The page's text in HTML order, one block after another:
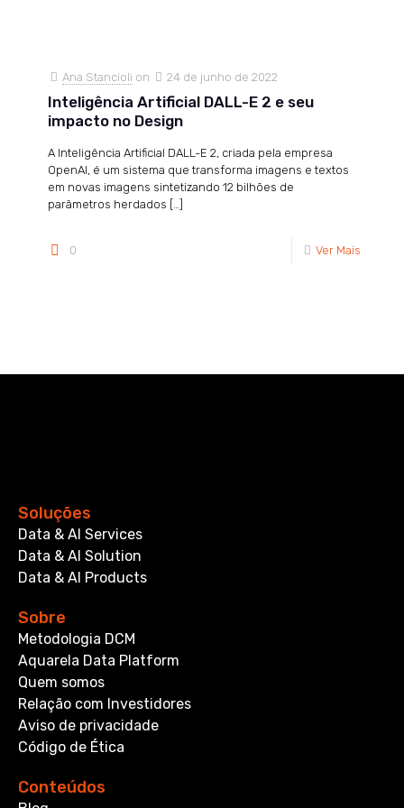
Ana Stancioli on 24 de junho de 2022
Inteligência Artificial DALL-E 2 e seu
impacto no Design
A Inteligência Artificial DALL-E 2, criada pela empresa
OpenAI, é um sistema que transforma imagens e textos
em novas imagens sintetizando 12 bilhões de
parâmetros herdados […]
0 Ver Mais
Soluções
Data & AI Services
Data & AI Solution
Data & AI Products
Sobre
Metodologia DCM
Aquarela Data Platform
Quem somos
Relação com Investidores
Aviso de privacidade
Código de Ética
Conteúdos